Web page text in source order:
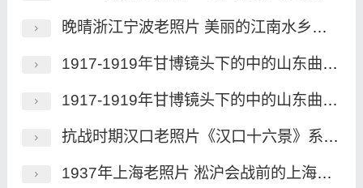
晚晴浙江宁波老照片 美丽的江南水乡魅影
1917-1919年甘博镜头下的中的山东曲阜老照片（下）
1917-1919年甘博镜头下的中的山东曲阜老照片（上）
抗战时期汉口老照片《汉口十六景》系列明信片
1937年上海老照片 淞沪会战前的上海风貌